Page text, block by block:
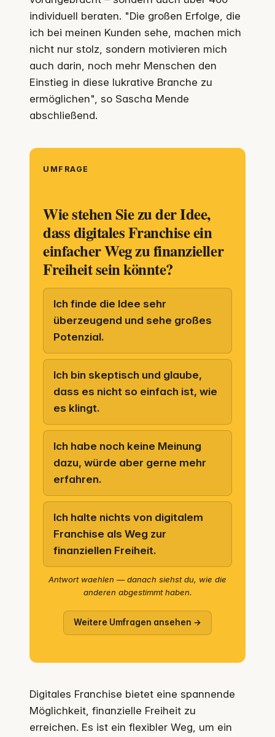
individuell beraten. "Die großen Erfolge, die
ich bei meinen Kunden sehe, machen mich
nicht nur stolz, sondern motivieren mich
auch darin, noch mehr Menschen den
Einstieg in diese lukrative Branche zu
ermöglichen", so Sascha Mende
abschließend.
UMFRAGE
Wie stehen Sie zu der Idee,
dass digitales Franchise ein
einfacher Weg zu finanzieller
Freiheit sein könnte?
Ich finde die Idee sehr
überzeugend und sehe großes
Potenzial.
Ich bin skeptisch und glaube,
dass es nicht so einfach ist, wie
es klingt.
Ich habe noch keine Meinung
dazu, würde aber gerne mehr
erfahren.
Ich halte nichts von digitalem
Franchise als Weg zur
finanziellen Freiheit.
Antwort waehlen — danach siehst du, wie die
anderen abgestimmt haben.
Weitere Umfragen ansehen →
Digitales Franchise bietet eine spannende
Möglichkeit, finanzielle Freiheit zu
erreichen. Es ist ein flexibler Weg, um ein